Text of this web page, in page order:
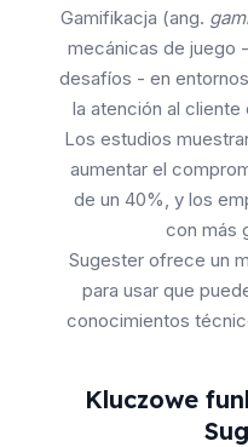
Gamifikacja (ang.
mecánicas de juego
desafíos - en
la atención al
Los estudios
aumentar el
de un 40%, y los
con más
Sugester ofrece un
para usar que
conocimientos
Kluczowe